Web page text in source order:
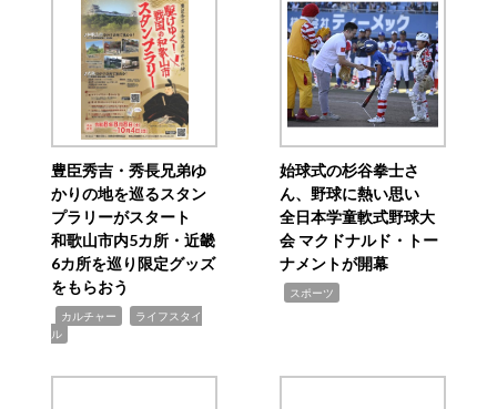
豊臣秀吉・秀長兄弟ゆ
かりの地を巡るスタン
プラリーがスタート
和歌山市内5カ所・近畿
6カ所を巡り限定グッズ
をもらおう
カルチャー
ライフスタイ
ル
始球式の杉谷拳士さ
ん、野球に熱い思い
全日本学童軟式野球大
会 マクドナルド・トー
ナメントが開幕
スポーツ